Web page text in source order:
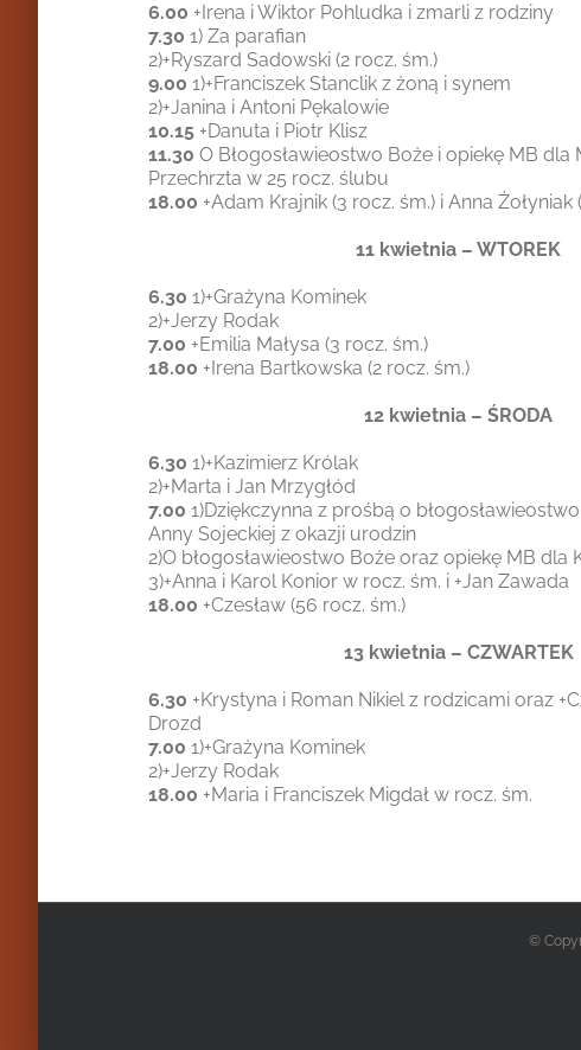
6.00 +Irena i Wiktor Pohludka i zmarli z rodziny
7.30 1) Za parafian
2)+Ryszard Sadowski (2 rocz. śm.)
9.00 1)+Franciszek Stanclik z żoną i synem
2)+Janina i Antoni Pękalowie
10.15 +Danuta i Piotr Klisz
11.30 O Błogosławieostwo Boże i opiekę MB dla
Przechrzta w 25 rocz. ślubu
18.00 +Adam Krajnik (3 rocz. śm.) i Anna Żołyniak
11 kwietnia – WTOREK
6.30 1)+Grażyna Kominek
2)+Jerzy Rodak
7.00 +Emilia Małysa (3 rocz. śm.)
18.00 +Irena Bartkowska (2 rocz. śm.)
12 kwietnia – ŚRODA
6.30 1)+Kazimierz Królak
2)+Marta i Jan Mrzygłód
7.00 1)Dziękczynna z prośbą o
Anny Sojeckiej z okazji urodzin
2)O błogosławieostwo Boże oraz opiekę MB dla
3)+Anna i Karol Konior w rocz. śm. i +Jan Zawada
18.00 +Czesław (56 rocz. śm.)
13 kwietnia – CZWARTEK
6.30 +Krystyna i Roman Nikiel z rodzicami oraz
Drozd
7.00 1)+Grażyna Kominek
2)+Jerzy Rodak
18.00 +Maria i Franciszek Migdał w rocz. śm.
©